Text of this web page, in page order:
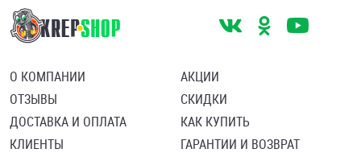
О КОМПАНИИ
ОТЗЫВЫ
ДОСТАВКА И ОПЛАТА
КЛИЕНТЫ
АКЦИИ
СКИДКИ
КАК КУПИТЬ
ГАРАНТИИ И ВОЗВРАТ